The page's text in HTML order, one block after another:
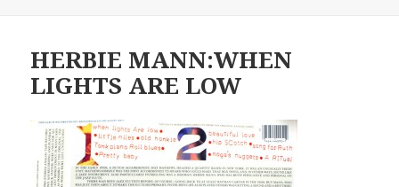
HERBIE MANN:WHEN
LIGHTS ARE LOW